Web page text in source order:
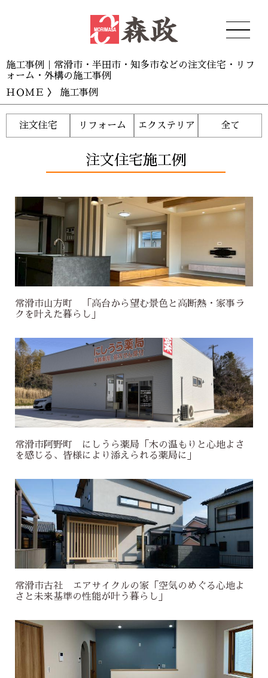
施工事例｜常滑市・半田市・知多市などの注文住宅・リフ
ォーム・外構の施工事例
ＨＯＭＥ 〉 施工事例
注文住宅 リフォーム エクステリア 全て
注文住宅施工例
常滑市山方町 「高台から望む景色と高断熱・家事ラ
クを叶えた暮らし」
常滑市阿野町 にしうら薬局「木の温もりと心地よさ
を感じる、皆様により添えられる薬局に」
常滑市古社 エアサイクルの家「空気のめぐる心地よ
さと未来基準の性能が叶う暮らし」